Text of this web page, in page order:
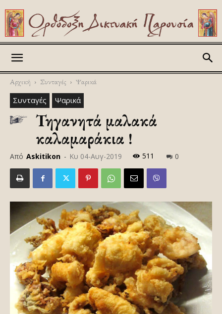
Αρχική Συνταγές Ψαρικά
Συνταγές Ψαρικά
Τηγανητά μαλακά
καλαμαράκια !
Από Askitikon - Κυ 04-Αυγ-2019 511 0